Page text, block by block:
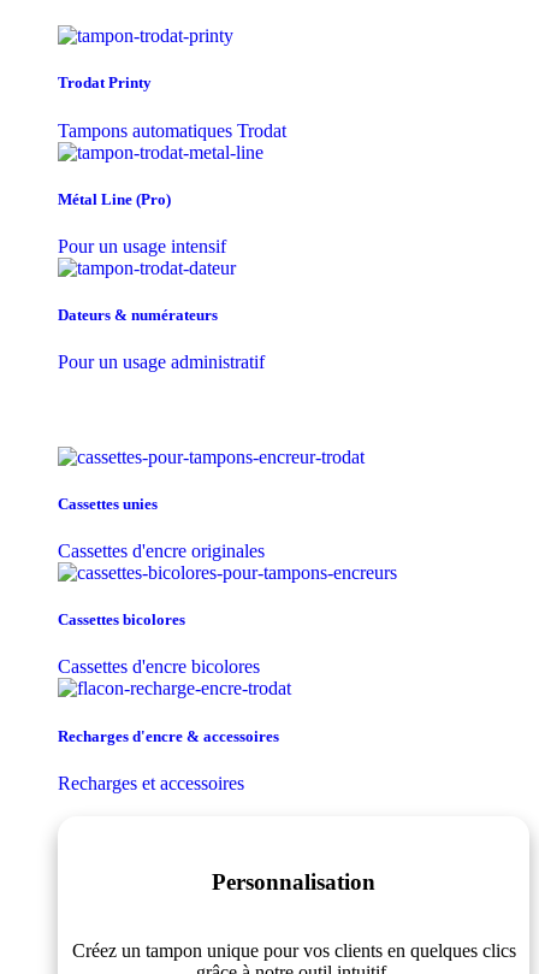
Trodat Printy
Tampons automatiques Trodat
Métal Line (Pro)
Pour un usage intensif
Dateurs & numérateurs
Pour un usage administratif
Cassettes unies
Cassettes d'encre originales
Cassettes bicolores
Cassettes d'encre bicolores
Recharges d'encre & accessoires
Recharges et accessoires
Personnalisation
Créez un tampon unique pour vos clients en quelques clics